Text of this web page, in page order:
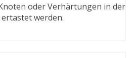
oder Verhärtungen in der
werden.